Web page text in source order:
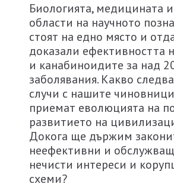
Биологията, медицината
области на научното
стоят на едно място и
доказали ефективността
и канабиноидите за над
заболявания. Какво
случи с нашите
приемат еволюцията на
развитието на
Докога ще държим
неефективни и
нечисти интереси и
схеми?